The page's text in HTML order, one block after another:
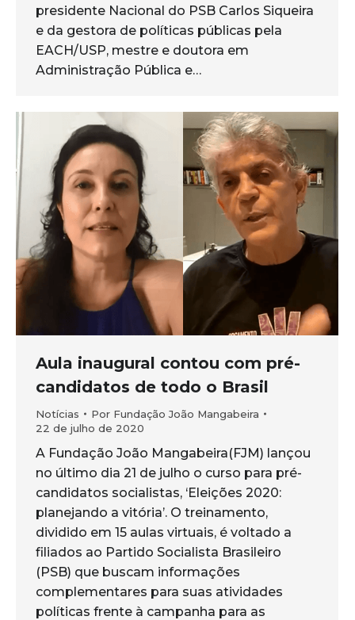
presidente Nacional do PSB Carlos Siqueira
e da gestora de políticas públicas pela
EACH/USP, mestre e doutora em
Administração Pública e…
Aula inaugural contou com pré-
candidatos de todo o Brasil
Notícias Por Fundação João Mangabeira
22 de julho de 2020
A Fundação João Mangabeira(FJM) lançou
no último dia 21 de julho o curso para pré-
candidatos socialistas, ‘Eleições 2020:
planejando a vitória’. O treinamento,
dividido em 15 aulas virtuais, é voltado a
filiados ao Partido Socialista Brasileiro
(PSB) que buscam informações
complementares para suas atividades
políticas frente à campanha para as